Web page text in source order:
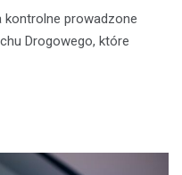
kontrolne prowadzone
Drogowego, które